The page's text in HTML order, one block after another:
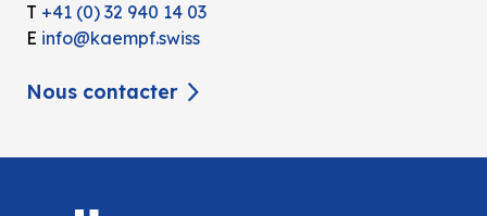
T +41 (0) 32 940 14 03
E info@kaempf.swiss
Nous contacter